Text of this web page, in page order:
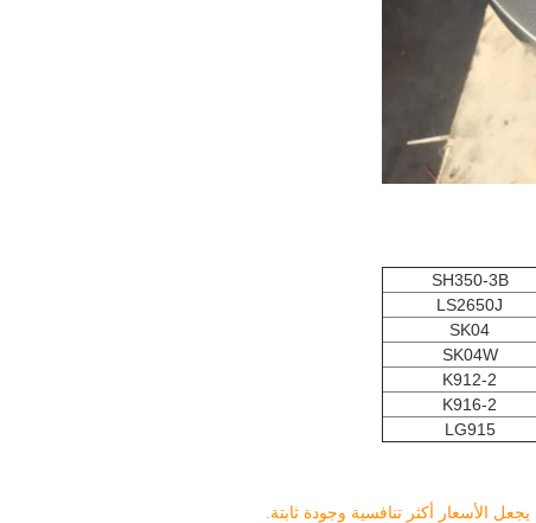
SH350-3B
LS2650J
SK04
SK04W
K912-2
K916-2
LG915